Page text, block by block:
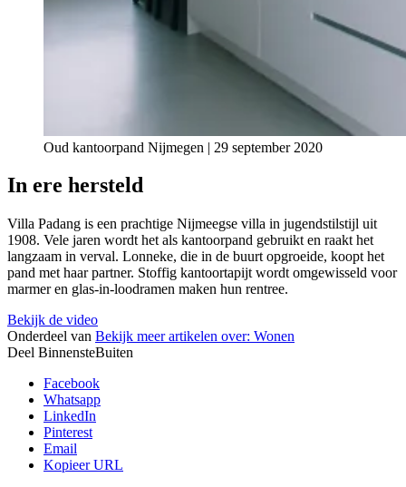
Oud kantoorpand Nijmegen | 29 september 2020
In ere hersteld
Villa Padang is een prachtige Nijmeegse villa in jugendstilstijl uit
1908. Vele jaren wordt het als kantoorpand gebruikt en raakt het
langzaam in verval. Lonneke, die in de buurt opgroeide, koopt het
pand met haar partner. Stoffig kantoortapijt wordt omgewisseld voor
marmer en glas-in-loodramen maken hun rentree.
Bekijk de video
Onderdeel van Bekijk meer artikelen over: Wonen
Deel BinnensteBuiten
Facebook
Whatsapp
LinkedIn
Pinterest
Email
Kopieer URL